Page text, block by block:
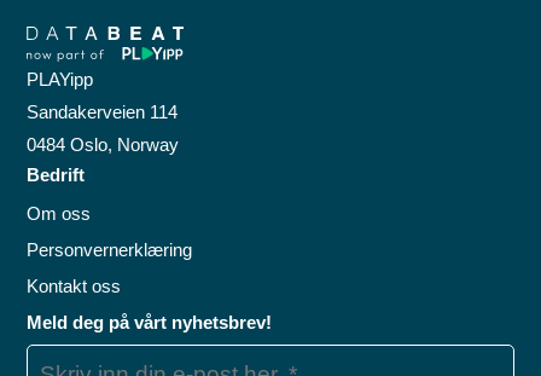
PLAYipp
Sandakerveien 114
0484 Oslo, Norway
Bedrift
Om oss
Personvernerklæring
Kontakt oss
Meld deg på vårt nyhetsbrev!